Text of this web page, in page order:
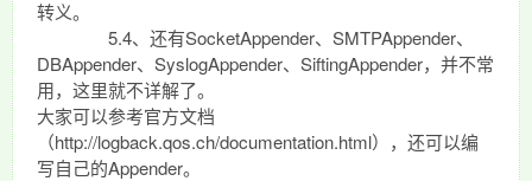
转义。
5.4、还有SocketAppender、SMTPAppender、
DBAppender、SyslogAppender、SiftingAppender，并不常
用，这里就不详解了。
大家可以参考官方文档
（http://logback.qos.ch/documentation.html），还可以编
写自己的Appender。